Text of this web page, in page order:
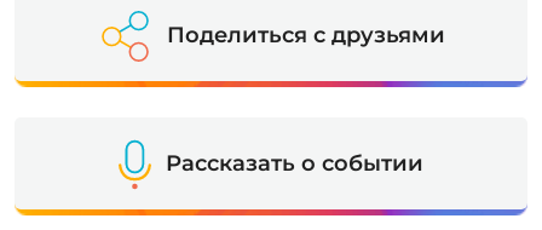
Поделиться с друзьями
Рассказать о событии